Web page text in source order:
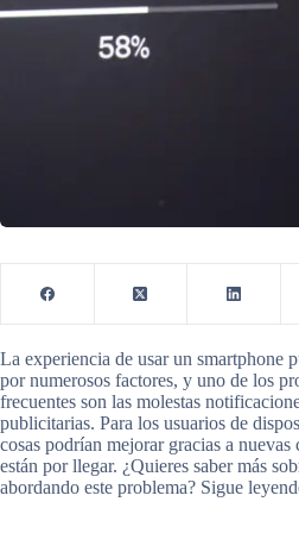
La experiencia de usar un smartphone
por numerosos factores, y uno de los
frecuentes son las molestas
publicitarias. Para los usuarios de
cosas podrían mejorar gracias a nuevas
están por llegar. ¿Quieres saber más
abordando este problema? Sigue